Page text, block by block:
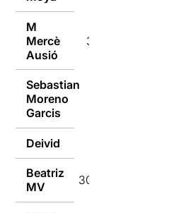
M
Mercè
Ausió
30/01/2018
Sebastian
Moreno
Garcis
Deivid
Beatriz
MV
30/01/2018